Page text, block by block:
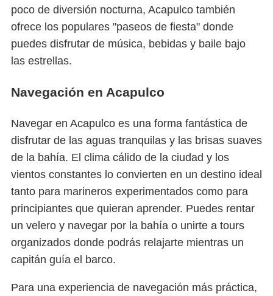
poco de diversión nocturna, Acapulco también
ofrece los populares "paseos de fiesta" donde
puedes disfrutar de música, bebidas y baile bajo
las estrellas.
Navegación en Acapulco
Navegar en Acapulco es una forma fantástica de
disfrutar de las aguas tranquilas y las brisas suaves
de la bahía. El clima cálido de la ciudad y los
vientos constantes lo convierten en un destino ideal
tanto para marineros experimentados como para
principiantes que quieran aprender. Puedes rentar
un velero y navegar por la bahía o unirte a tours
organizados donde podrás relajarte mientras un
capitán guía el barco.
Para una experiencia de navegación más práctica,